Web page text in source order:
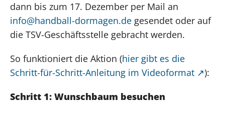
dann bis zum 17. Dezember per Mail an
info@handball-dormagen.de gesendet oder auf
die TSV-Geschäftsstelle gebracht werden.
So funktioniert die Aktion (hier gibt es die
Schritt-für-Schritt-Anleitung im Videoformat
):
Schritt 1: Wunschbaum besuchen